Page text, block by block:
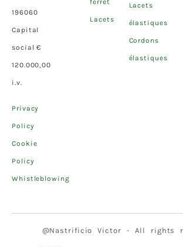
196060
Capital
social €
120.000,00
i.v.
Privacy
Policy
Cookie
Policy
Whistleblowing
Lacets
Lacets
élastiques
Cordons
élastiques
@Nastrificio Victor - All rights